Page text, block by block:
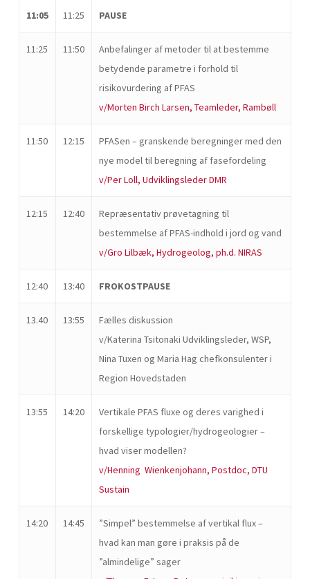
11:05 11:25 PAUSE
11:25 11:50
Anbefalinger af metoder til at bestemme
betydende parametre i forhold til
risikovurdering af PFAS
v/Morten Birch Larsen, Teamleder, Rambøll
11:50 12:15
PFASen – granskende beregninger med den
nye model til beregning af fasefordeling
v/Per Loll, Udviklingsleder DMR
12:15 12:40
Repræsentativ prøvetagning til
bestemmelse af PFAS-indhold i jord og vand
v/Gro Lilbæk, Hydrogeolog, ph.d. NIRAS
12:40 13:40 FROKOSTPAUSE
13.40 13:55
Fælles diskussion
v/Katerina Tsitonaki Udviklingsleder, WSP,
Nina Tuxen og Maria Hag chefkonsulenter i
Region Hovedstaden
13:55 14:20
Vertikale PFAS fluxe og deres varighed i
forskellige typologier/hydrogeologier –
hvad viser modellen?
v/Henning Wienkenjohann, Postdoc, DTU
Sustain
14:20 14:45
”Simpel” bestemmelse af vertikal flux –
hvad kan man gøre i praksis på de
”almindelige” sager